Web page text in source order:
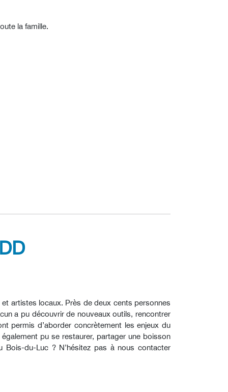
la famille.
artistes locaux. Près de deux cents personnes
a pu découvrir de nouveaux outils, rencontrer
permis d’aborder concrètement les enjeux du
pu se restaurer, partager une boisson
Bois-du-Luc ? N’hésitez pas à nous contacter